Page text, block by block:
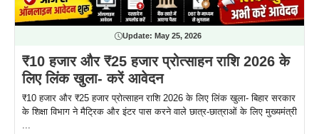
Update: May 25, 2026
₹10 हजार और ₹25 हजार प्रोत्साहन राशि 2026 के
लिए लिंक खुला- करें आवेदन
₹10 हजार और ₹25 हजार प्रोत्साहन राशि 2026 के लिए लिंक खुला- बिहार सरकार
के शिक्षा विभाग ने मैट्रिक और इंटर पास करने वाले छात्र-छात्राओं के लिए मुख्यमंत्री
...